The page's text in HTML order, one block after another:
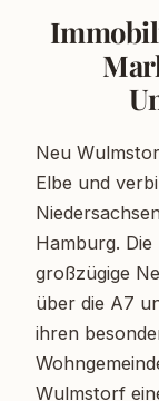
Neu
Elbe und
Hamburg.
großzügige
über die A7
ihren
Wulmstorf